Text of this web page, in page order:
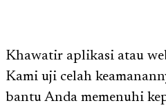
Khawatir aplikasi atau
Kami uji celah
bantu Anda memenuhi